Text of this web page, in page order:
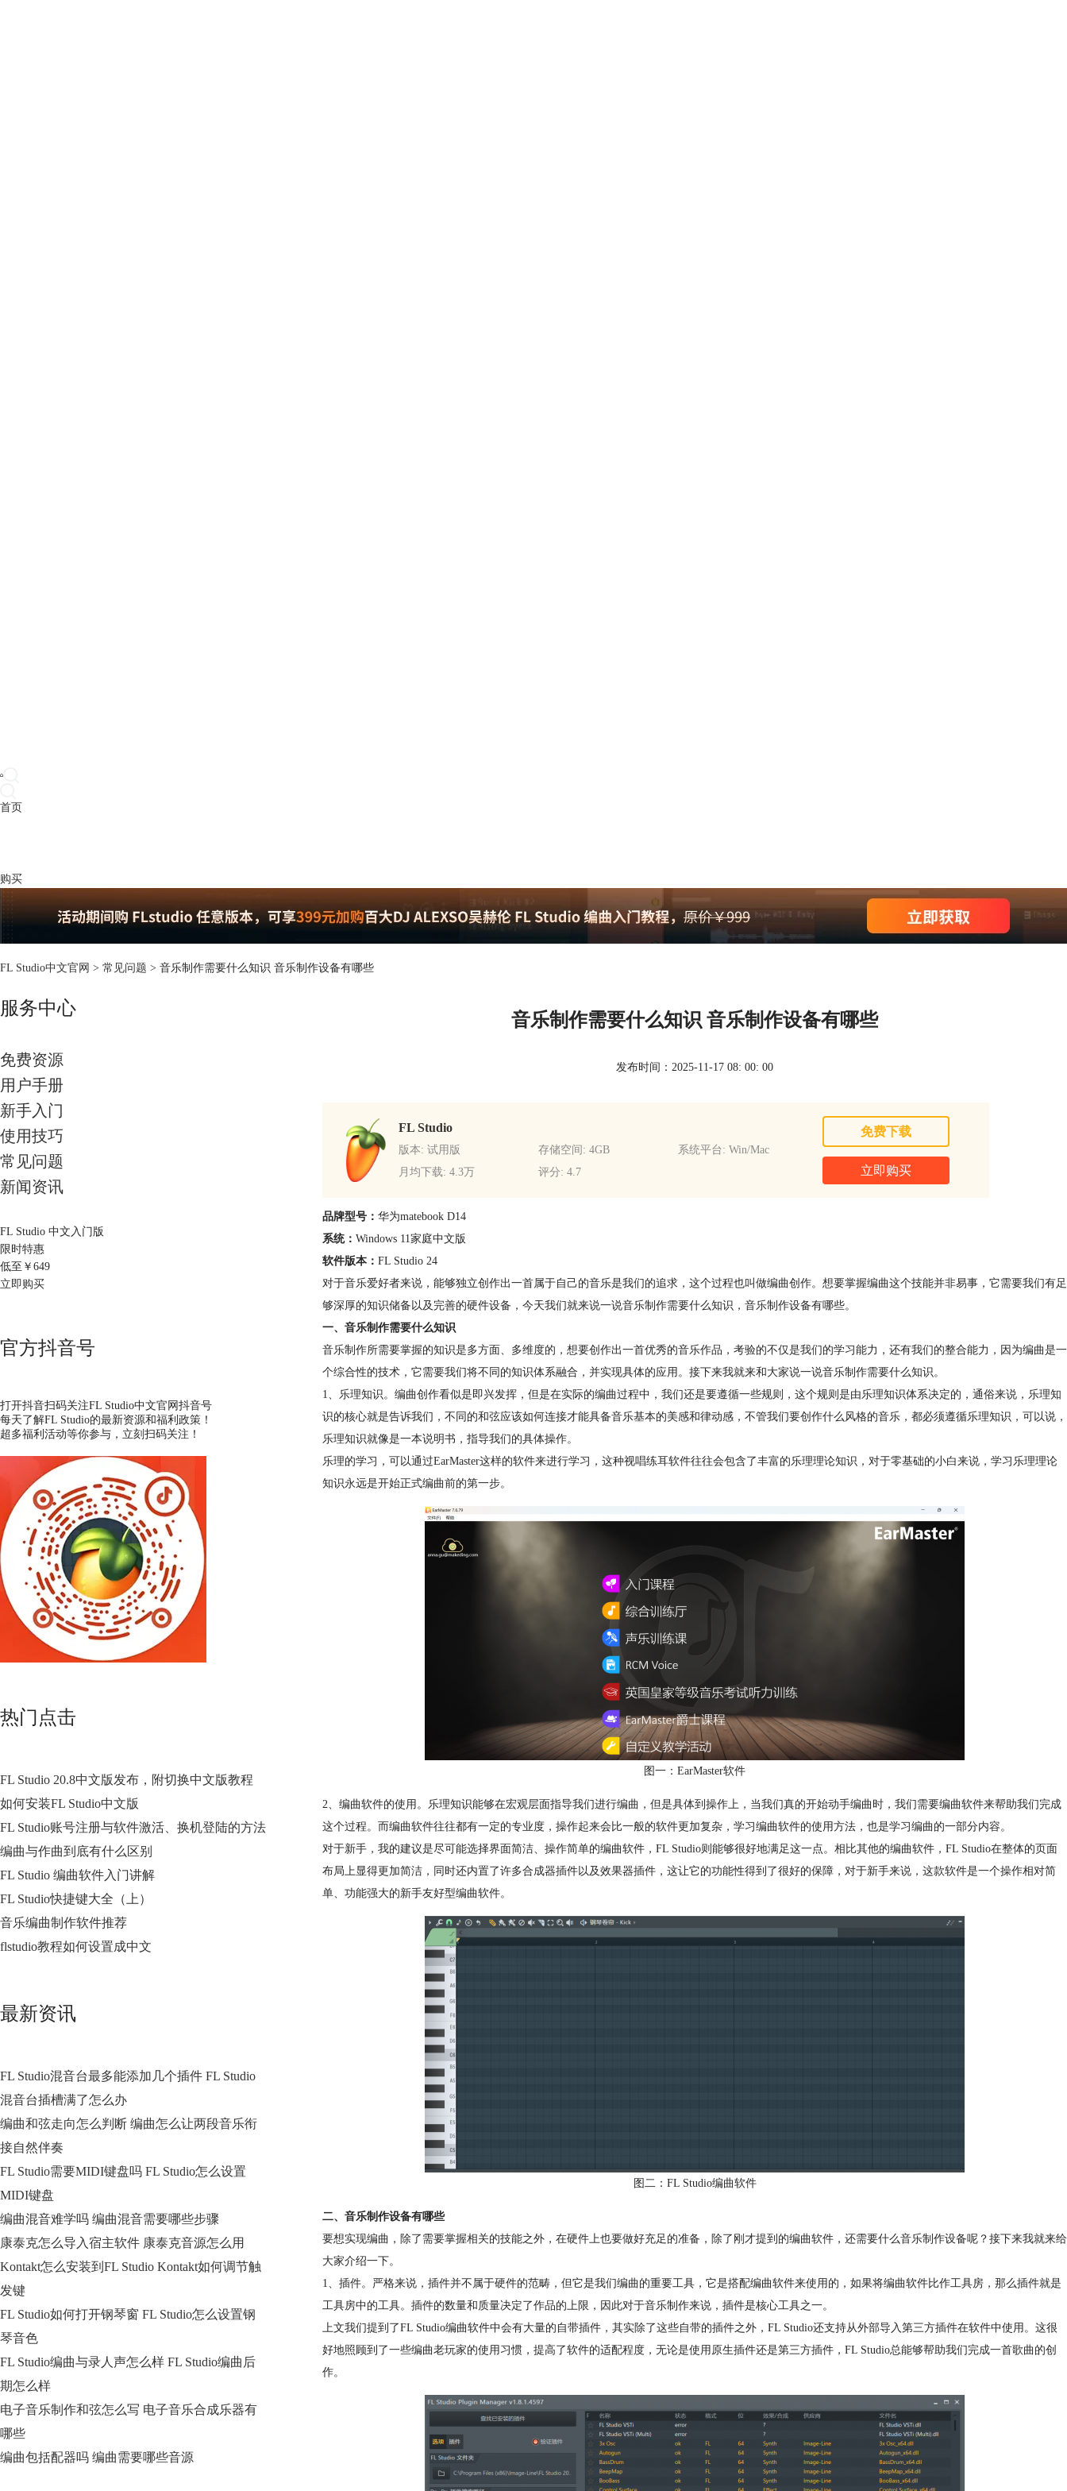
首页
购买
FL Studio中文官网 > 常见问题 > 音乐制作需要什么知识 音乐制作设备有哪些
服务中心
免费资源
用户手册
新手入门
使用技巧
常见问题
新闻资讯
FL Studio 中文入门版
限时特惠
低至￥ 649
立即购买
官方抖音号
打开抖音扫码关注FL Studio中文官网抖音号
每天了解FL Studio的最新资源和福利政策！
超多福利活动等你参与，立刻扫码关注！
热门点击
FL Studio 20.8中文版发布，附切换中文版教程
如何安装FL Studio中文版
FL Studio账号注册与软件激活、换机登陆的方法
编曲与作曲到底有什么区别
FL Studio 编曲软件入门讲解
FL Studio快捷键大全（上）
音乐编曲制作软件推荐
flstudio教程如何设置成中文
最新资讯
FL Studio混音台最多能添加几个插件 FL Studio
混音台插槽满了怎么办
编曲和弦走向怎么判断 编曲怎么让两段音乐衔
接自然伴奏
FL Studio需要MIDI键盘吗 FL Studio怎么设置
MIDI键盘
编曲混音难学吗 编曲混音需要哪些步骤
康泰克怎么导入宿主软件 康泰克音源怎么用
Kontakt怎么安装到FL Studio Kontakt如何调节触
发键
FL Studio如何打开钢琴窗 FL Studio怎么设置钢
琴音色
FL Studio编曲与录人声怎么样 FL Studio编曲后
期怎么样
电子音乐制作和弦怎么写 电子音乐合成乐器有
哪些
编曲包括配器吗 编曲需要哪些音源
音乐制作需要什么知识 音乐制作设备有哪些
发布时间：2025-11-17 08: 00: 00
FL Studio
版本: 试用版 存储空间: 4GB
系统平台: Win/Mac
月均下载: 4.3万
评分: 4.7
免费下载
立即购买
品牌型号： 华为matebook D14
系统： Windows 11家庭中文版
软件版本： FL Studio 24
对于音乐爱好者来说，能够独立创作出一首属于自己的音乐是我们的追求，这个过程也叫做编曲创作。想要掌握编曲这个技能并非易事，它需要我们有足
够深厚的知识储备以及完善的硬件设备，今天我们就来说一说音乐制作需要什么知识，音乐制作设备有哪些。
一、音乐制作需要什么知识
音乐制作所需要掌握的知识是多方面、多维度的，想要创作出一首优秀的音乐作品，考验的不仅是我们的学习能力，还有我们的整合能力，因为编曲是一
个综合性的技术，它需要我们将不同的知识体系融合，并实现具体的应用。接下来我就来和大家说一说音乐制作需要什么知识。
1、乐理知识。编曲创作看似是即兴发挥，但是在实际的编曲过程中，我们还是要遵循一些规则，这个规则是由乐理知识体系决定的，通俗来说，乐理知
识的核心就是告诉我们，不同的和弦应该如何连接才能具备音乐基本的美感和律动感，不管我们要创作什么风格的音乐，都必须遵循乐理知识，可以说，
乐理知识就像是一本说明书，指导我们的具体操作。
乐理的学习，可以通过EarMaster这样的软件来进行学习，这种视唱练耳软件往往会包含了丰富的乐理理论知识，对于零基础的小白来说，学习乐理理论
知识永远是开始正式编曲前的第一步。
图一：EarMaster软件
2、编曲软件的使用。乐理知识能够在宏观层面指导我们进行编曲，但是具体到操作上，当我们真的开始动手编曲时，我们需要编曲软件来帮助我们完成
这个过程。而编曲软件往往都有一定的专业度，操作起来会比一般的软件更加复杂，学习编曲软件的使用方法，也是学习编曲的一部分内容。
对于新手，我的建议是尽可能选择界面简洁、操作简单的编曲软件，FL Studio则能够很好地满足这一点。相比其他的编曲软件，FL Studio在整体的页面
布局上显得更加简洁，同时还内置了许多合成器插件以及效果器插件，这让它的功能性得到了很好的保障，对于新手来说，这款软件是一个操作相对简
单、功能强大的新手友好型编曲软件。
图二：FL Studio编曲软件
二、音乐制作设备有哪些
要想实现编曲，除了需要掌握相关的技能之外，在硬件上也要做好充足的准备，除了刚才提到的编曲软件，还需要什么音乐制作设备呢？接下来我就来给
大家介绍一下。
1、插件。严格来说，插件并不属于硬件的范畴，但它是我们编曲的重要工具，它是搭配编曲软件来使用的，如果将编曲软件比作工具房，那么插件就是
工具房中的工具。插件的数量和质量决定了作品的上限，因此对于音乐制作来说，插件是核心工具之一。
上文我们提到了FL Studio编曲软件中会有大量的自带插件，其实除了这些自带的插件之外，FL Studio还支持从外部导入第三方插件在软件中使用。这很
好地照顾到了一些编曲老玩家的使用习惯，提高了软件的适配程度，无论是使用原生插件还是第三方插件，FL Studio总能够帮助我们完成一首歌曲的创
作。